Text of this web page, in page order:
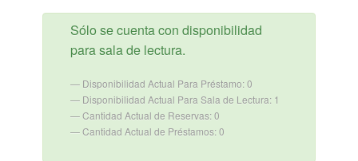
Sólo se cuenta con disponibilidad
para sala de lectura.
Disponibilidad Actual Para Préstamo: 0
Disponibilidad Actual Para Sala de Lectura: 1
Cantidad Actual de Reservas: 0
Cantidad Actual de Préstamos: 0